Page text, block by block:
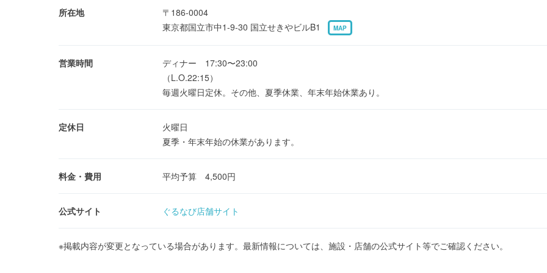
所在地
〒186-0004
東京都国立市中1-9-30 国立せきやビルB1
MAP
営業時間
ディナー 17:30〜23:00
（L.O.22:15）
毎週火曜日定休。その他、夏季休業、年末年始休業あり。
定休日
火曜日
夏季・年末年始の休業があります。
料金・費用 平均予算 4,500円
公式サイト ぐるなび店舗サイト
※掲載内容が変更となっている場合があります。最新情報については、施設・店舗の公式サイト等でご確認ください。